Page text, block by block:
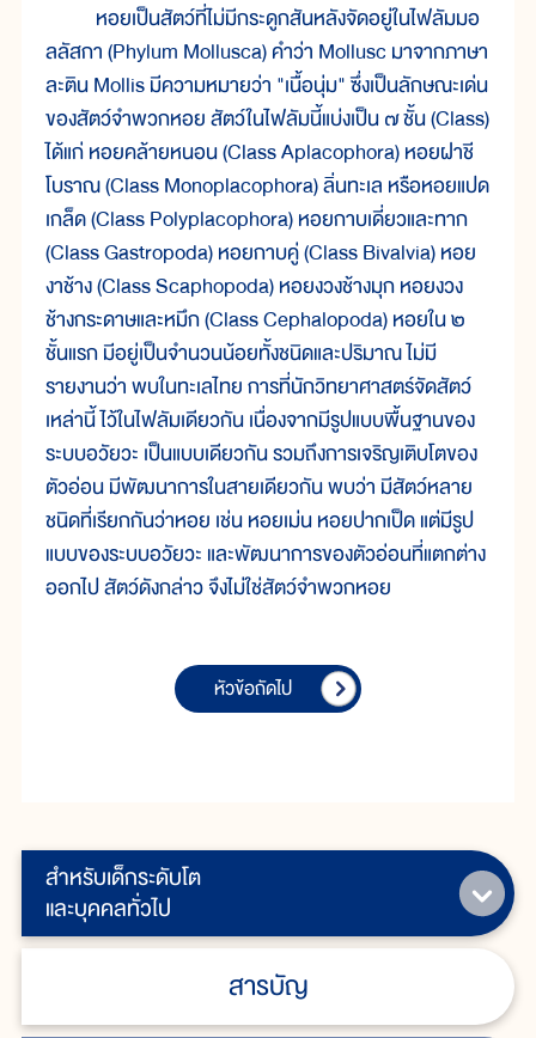
สำหรับเด็กระดับโต
และบุคคลทั่วไป
สารบัญ
หอยเป็นสัตว์ที่ไม่มีกระดูกสันหลังจัดอยู่ในไฟลัมมอ
ลลัสกา (Phylum Mollusca) คำว่า Mollusc มาจากภาษา
ละติน Mollis มีความหมายว่า "เนื้อนุ่ม" ซึ่งเป็นลักษณะเด่น
ของสัตว์จำพวกหอย สัตว์ในไฟลัมนี้แบ่งเป็น ๗ ชั้น (Class)
ได้แก่ หอยคล้ายหนอน (Class Aplacophora) หอยฝาชี
โบราณ (Class Monoplacophora) ลิ่นทะเล หรือหอยแปด
เกล็ด (Class Polyplacophora) หอยกาบเดี่ยวและทาก
(Class Gastropoda) หอยกาบคู่ (Class Bivalvia) หอย
งาช้าง (Class Scaphopoda) หอยงวงช้างมุก หอยงวง
ช้างกระดาษและหมึก (Class Cephalopoda) หอยใน ๒
ชั้นแรก มีอยู่เป็นจำนวนน้อยทั้งชนิดและปริมาณ ไม่มี
รายงานว่า พบในทะเลไทย การที่นักวิทยาศาสตร์จัดสัตว์
เหล่านี้ ไว้ในไฟลัมเดียวกัน เนื่องจากมีรูปแบบพื้นฐานของ
ระบบอวัยวะ เป็นแบบเดียวกัน รวมถึงการเจริญเติบโตของ
ตัวอ่อน มีพัฒนาการในสายเดียวกัน พบว่า มีสัตว์หลาย
ชนิดที่เรียกกันว่าหอย เช่น หอยเม่น หอยปากเป็ด แต่มีรูป
แบบของระบบอวัยวะ และพัฒนาการของตัวอ่อนที่แตกต่าง
ออกไป สัตว์ดังกล่าว จึงไม่ใช่สัตว์จำพวกหอย
หัวข้อถัดไป